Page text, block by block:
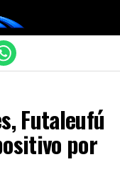
Futaleufú
por